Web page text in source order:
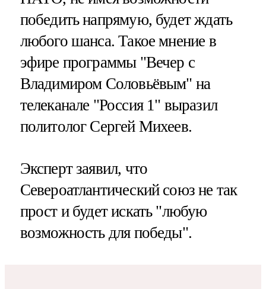
победить напрямую, будет ждать
любого шанса. Такое мнение в
эфире программы "Вечер с
Владимиром Соловьёвым" на
телеканале "Россия 1" выразил
политолог Сергей Михеев.
Эксперт заявил, что
Североатлантический союз не так
прост и будет искать "любую
возможность для победы".